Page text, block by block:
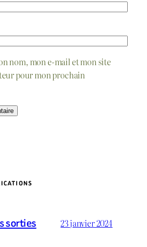
nom, mon e-mail et mon site
pour mon prochain
sorties 23 janvier 2024